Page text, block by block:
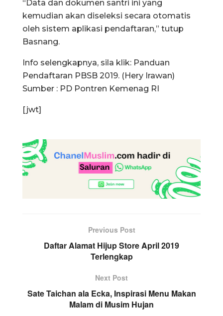
“Data dan dokumen santri ini yang
kemudian akan diseleksi secara otomatis
oleh sistem aplikasi pendaftaran,” tutup
Basnang.
Info selengkapnya, sila klik: Panduan
Pendaftaran PBSB 2019. (Hery Irawan)
Sumber : PD Pontren Kemenag RI
[jwt]
Previous Post
Daftar Alamat Hijup Store April 2019
Terlengkap
Next Post
Sate Taichan ala Ecka, Inspirasi Menu Makan
Malam di Musim Hujan